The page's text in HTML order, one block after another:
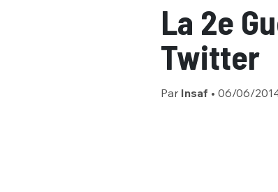
La 2e
Twitter
Par Insaf • 06/06/